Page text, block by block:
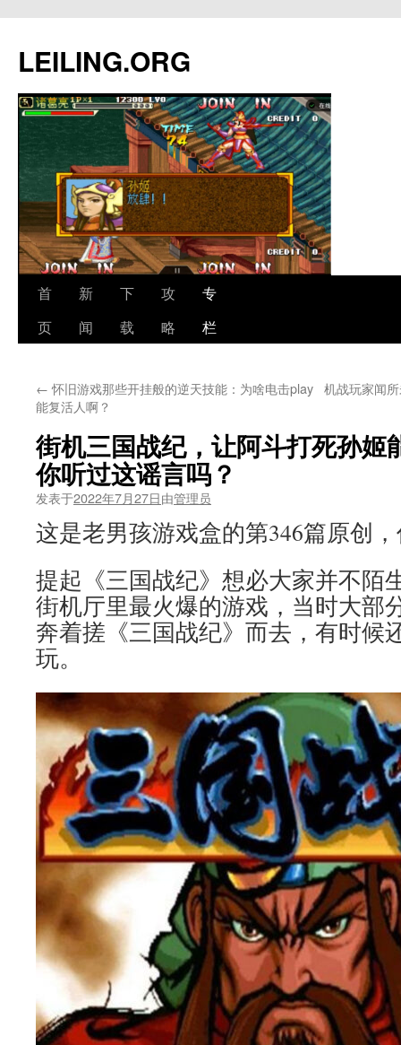
文
LEILING.ORG
首
页
新
闻
下
载
攻
略
专
栏
←怀旧游戏那些开挂般的逆天技能：为啥电击play
能复活人啊？
机战玩家闻
街机三国战纪，让阿斗打死孙姬
你听过这谣言吗？
发表于2022年7月27日由管理员
这是老男孩游戏盒的第346篇原创
提起《三国战纪》想必大家并不陌
街机厅里最火爆的游戏，当时大部
奔着搓《三国战纪》而去，有时候
玩。